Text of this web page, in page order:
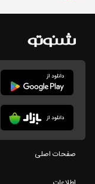
صفحات اصلی